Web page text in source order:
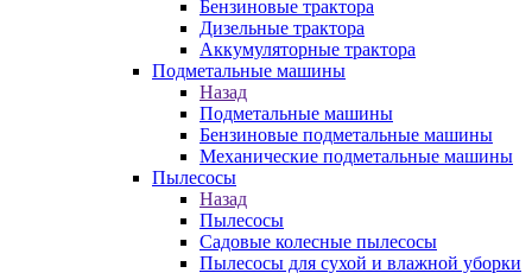
Бензиновые трактора
Дизельные трактора
Аккумуляторные трактора
Подметальные машины
Назад
Подметальные машины
Бензиновые подметальные машины
Механические подметальные машины
Пылесосы
Назад
Пылесосы
Садовые колесные пылесосы
Пылесосы для сухой и влажной уборки